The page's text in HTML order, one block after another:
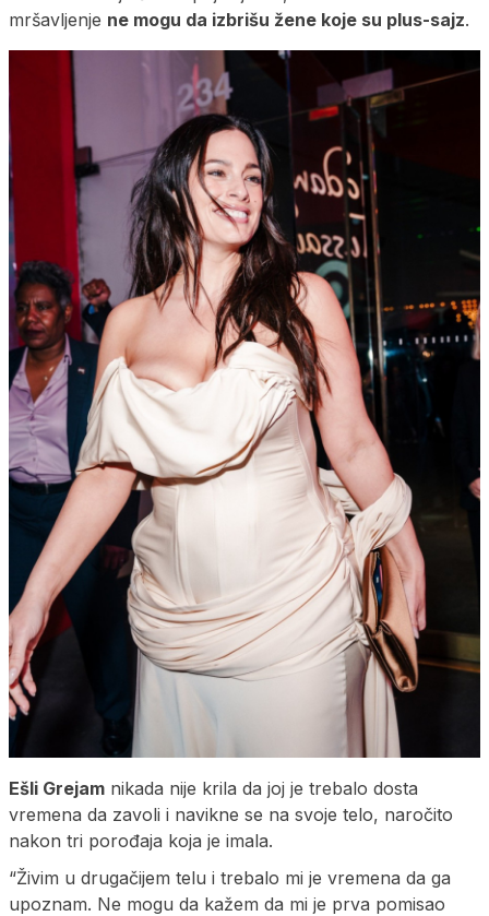
mršavljenje ne mogu da izbrišu žene koje su plus-sajz.
Ešli Grejam nikada nije krila da joj je trebalo dosta
vremena da zavoli i navikne se na svoje telo, naročito
nakon tri porođaja koja je imala.
“Živim u drugačijem telu i trebalo mi je vremena da ga
upoznam. Ne mogu da kažem da mi je prva pomisao